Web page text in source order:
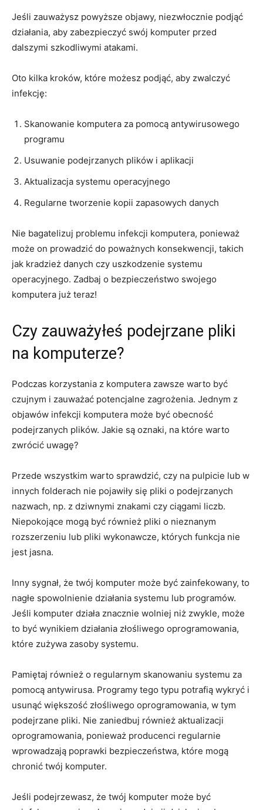
Jeśli zauważysz powyższe objawy,⁢ niezwłocznie podjąć
działania, aby ‍zabezpieczyć swój komputer przed
dalszymi szkodliwymi atakami.
Oto kilka kroków, które możesz ​podjąć, aby zwalczyć
infekcję:
Skanowanie komputera za pomocą antywirusowego⁣
programu
Usuwanie ‍podejrzanych plików⁢ i aplikacji
Aktualizacja systemu operacyjnego
Regularne‌ tworzenie kopii zapasowych danych
Nie bagatelizuj problemu infekcji komputera, ponieważ
może on prowadzić do poważnych konsekwencji, takich
jak kradzież‌ danych czy uszkodzenie systemu
operacyjnego. ⁢Zadbaj‍ o bezpieczeństwo swojego
komputera już ‍teraz!
Czy zauważyłeś podejrzane pliki
na komputerze?
Podczas korzystania z komputera zawsze warto być
czujnym i zauważać potencjalne⁤ zagrożenia. Jednym z
objawów infekcji komputera może być obecność
podejrzanych plików. Jakie są oznaki, na ​które warto
zwrócić uwagę?
Przede ‌wszystkim warto sprawdzić, czy na ‌pulpicie lub w
innych ‍folderach nie pojawiły ⁣się pliki o podejrzanych
nazwach, np. z dziwnymi znakami czy ciągami liczb.
⁢Niepokojące mogą być również pliki o nieznanym
rozszerzeniu lub pliki wykonawcze, ‍których funkcja nie
‍jest jasna.
Inny sygnał,⁣ że ‌twój komputer może być zainfekowany, to
nagłe spowolnienie działania systemu lub programów.
Jeśli komputer działa znacznie wolniej niż zwykle, może
to być wynikiem działania złośliwego oprogramowania,
które zużywa zasoby systemu.
Pamiętaj również ‍o regularnym ‌skanowaniu⁣ systemu za
pomocą antywirusa. Programy tego typu potrafią wykryć i
usunąć ‌większość złośliwego oprogramowania, ​w tym
podejrzane ‍pliki. Nie zaniedbuj również aktualizacji
oprogramowania, ponieważ producenci regularnie
wprowadzają poprawki bezpieczeństwa, które mogą
chronić twój komputer.
Jeśli podejrzewasz, że twój komputer może być